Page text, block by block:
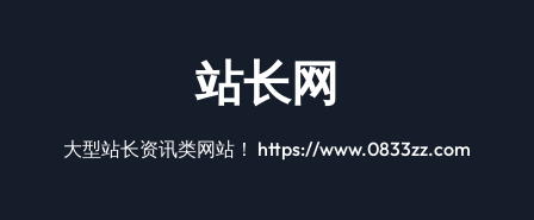
站长网
大型站长资讯类网站！ https://www.0833zz.com